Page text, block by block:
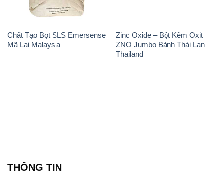
Chất Tạo Bọt SLS Emersense
Mã Lai Malaysia
Zinc Oxide – Bột Kẽm Oxit
ZNO Jumbo Bành Thái Lan
Thailand
THÔNG TIN